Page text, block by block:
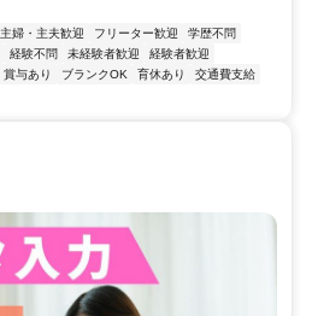
主婦・主夫歓迎 フリーター歓迎
学歴不問
経験不問 未経験者歓迎
経験者歓迎
賞与あり ブランクOK 育休あり
交通費支給